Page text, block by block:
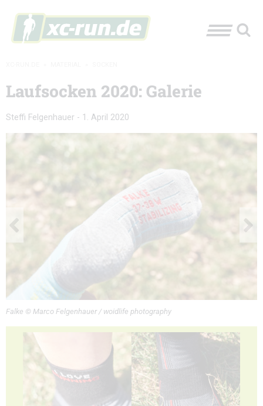
Laufsocken 2020: Galerie
Steffi Felgenhauer - 1. April 2020
Falke © Marco Felgenhauer / woidlife photography